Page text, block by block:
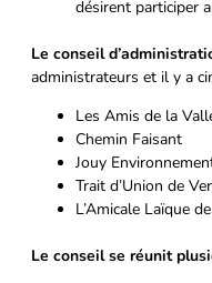
désirent participer
Le conseil
administrateurs et il y a
Les Amis de la
Chemin Faisant
Jouy
Trait d’Union de
L’Amicale Laïque
Le conseil se réunit